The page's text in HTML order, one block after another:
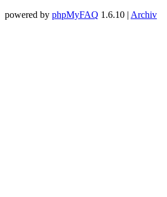
powered by phpMyFAQ 1.6.10 | Archiv